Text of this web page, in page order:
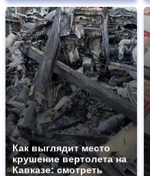
Как выглядит место
крушение вертолета на
Кавказе: смотреть